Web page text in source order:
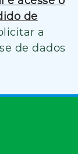
de
a
de dados